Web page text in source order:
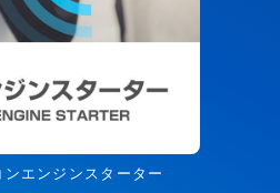
ンエンジンスターター